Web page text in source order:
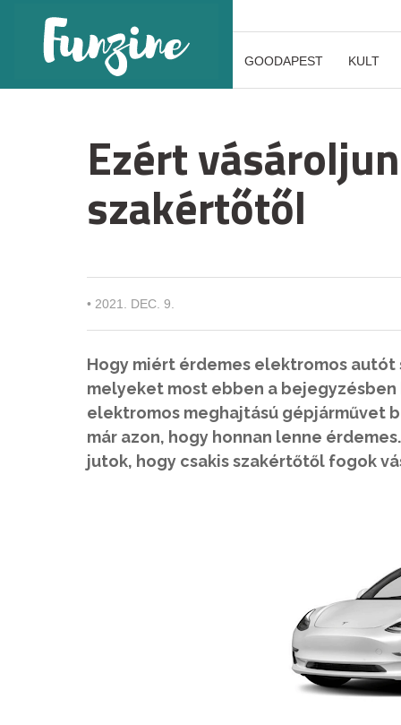
GOODAPEST KULT
Ezért
szakértőtől
• 2021. DEC. 9.
Hogy miért érdemes elektromos autót
melyeket most ebben a
elektromos meghajtású gépjárművet
már azon, hogy honnan lenne
jutok, hogy csakis szakértőtől fogok